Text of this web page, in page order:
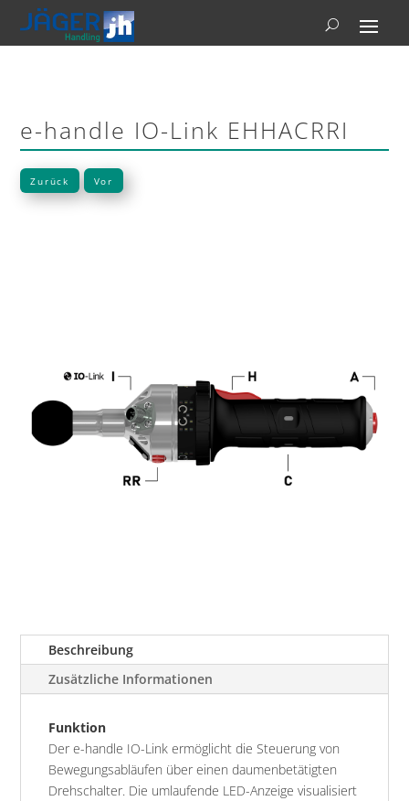
e-handle IO-Link EHHACRRI
Zurück Vor
Beschreibung
Zusätzliche Informationen
Funktion
Der e-handle IO-Link ermöglicht die Steuerung von
Bewegungsabläufen über einen daumenbetätigten
Drehschalter. Die umlaufende LED-Anzeige visualisiert